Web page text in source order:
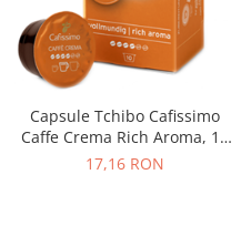
Capsule Tchibo Cafissimo
Caffe Crema Rich Aroma, 10
buc
17,16 RON